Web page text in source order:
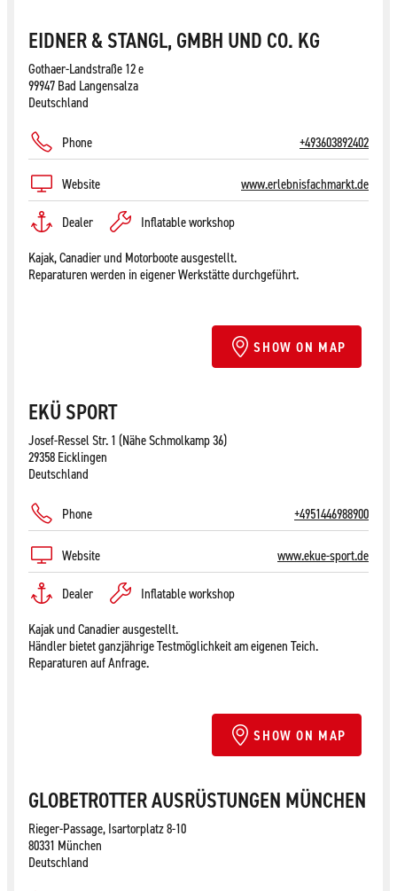
EIDNER & STANGL, GMBH UND CO. KG
Gothaer-Landstraße 12 e
99947 Bad Langensalza
Deutschland
Phone +493603892402
Website www.erlebnisfachmarkt.de
Dealer
Inflatable workshop
Kajak, Canadier und Motorboote ausgestellt.
Reparaturen werden in eigener Werkstätte durchgeführt.
SHOW ON MAP
EKÜ SPORT
Josef-Ressel Str. 1 (Nähe Schmolkamp 36)
29358 Eicklingen
Deutschland
Phone +4951446988900
Website www.ekue-sport.de
Dealer
Inflatable workshop
Kajak und Canadier ausgestellt.
Händler bietet ganzjährige Testmöglichkeit am eigenen Teich.
Reparaturen auf Anfrage.
SHOW ON MAP
GLOBETROTTER AUSRÜSTUNGEN MÜNCHEN
Rieger-Passage, Isartorplatz 8-10
80331 München
Deutschland